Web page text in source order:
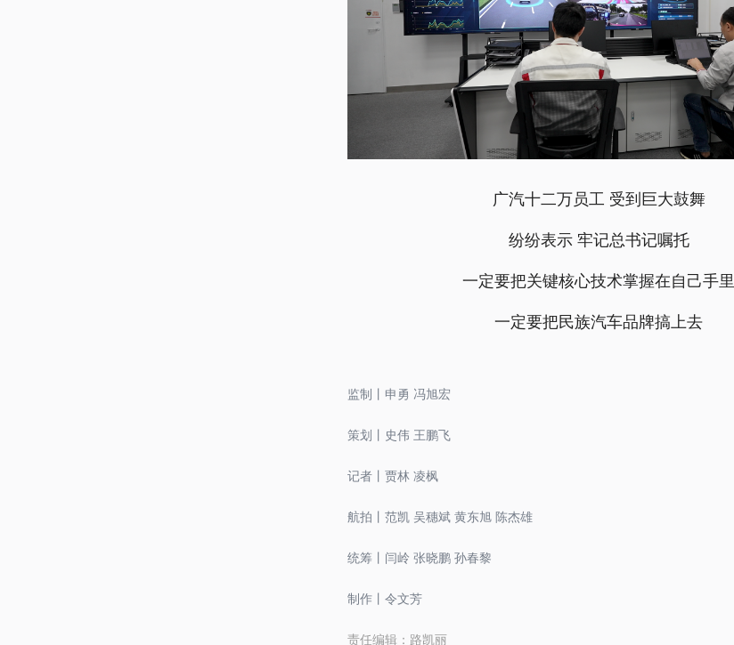
广汽十二万员工 受到巨大鼓舞
纷纷表示 牢记总书记嘱托
一定要把关键核心技术掌握在自己手里
一定要把民族汽车品牌搞上去
监制丨申勇 冯旭宏
策划丨史伟 王鹏飞
记者丨贾林 凌枫
航拍丨范凯 吴穗斌 黄东旭 陈杰雄
统筹丨闫岭 张晓鹏 孙春黎
制作丨令文芳
责任编辑： 路凯丽